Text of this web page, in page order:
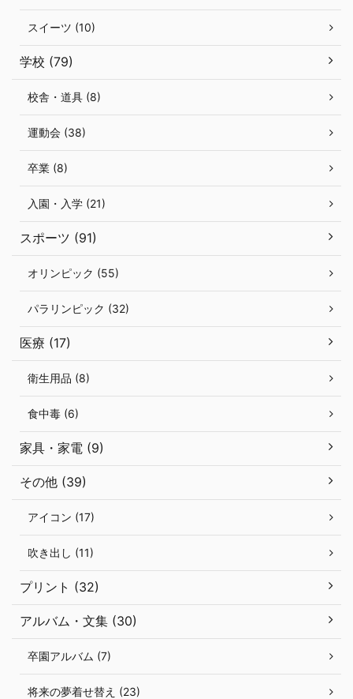
スイーツ (10)
学校 (79)
校舎・道具 (8)
運動会 (38)
卒業 (8)
入園・入学 (21)
スポーツ (91)
オリンピック (55)
パラリンピック (32)
医療 (17)
衛生用品 (8)
食中毒 (6)
家具・家電 (9)
その他 (39)
アイコン (17)
吹き出し (11)
プリント (32)
アルバム・文集 (30)
卒園アルバム (7)
将来の夢着せ替え (23)